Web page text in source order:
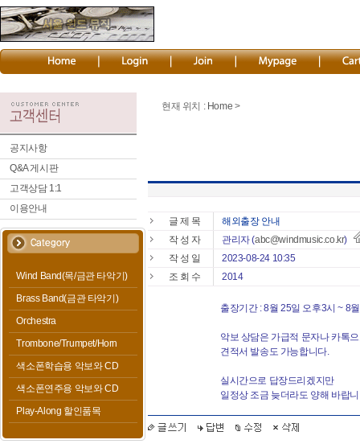
공지사항
Q&A 게시판
고객상담 1:1
이용안내
Wind Band(목/금관 타악기)
Brass Band(금관 타악기)
Orchestra
Trombone/Trumpet/Horn
색소폰학습용 악보와 CD
색소폰연주용 악보와 CD
Play-Along 할인품목
현재 위치 : Home >
글 제 목
해외출장 안내
작 성 자
관리자(abc@windmusic.co.kr)
작 성 일
2023-08-24 10:35
조 회 수
2014
출장기간 : 8월 25일 오후3시 ~ 8
악보 상담은 가급적 문자나 카톡
견적서 발송도 가능합니다.
실시간으로 답장드리겠지만
일정상 조금 늦더라도 양해 바랍